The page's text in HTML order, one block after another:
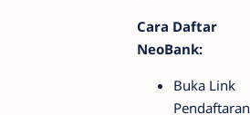
Cara Daftar
NeoBank:
Buka Link
Pendaftaran